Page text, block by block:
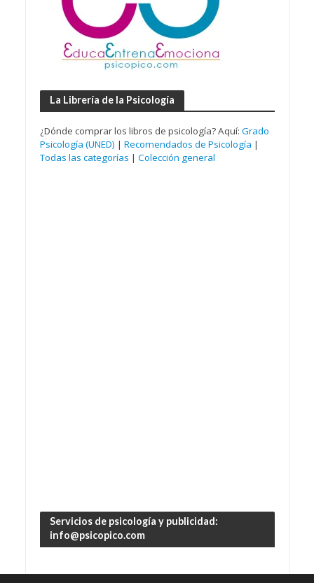
La Librería de la Psicología
¿Dónde comprar los libros de psicología? Aquí: Grado
Psicología (UNED) | Recomendados de Psicología |
Todas las categorías | Colección general
Servicios de psicología y publicidad:
info@psicopico.com